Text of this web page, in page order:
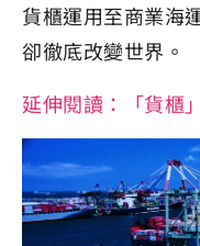
貨櫃運用至商業海
卻徹底改變世界。
延伸閱讀：「貨櫃